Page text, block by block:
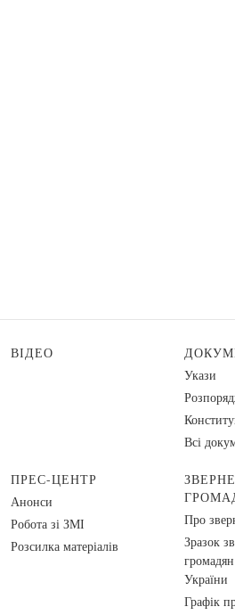
ВІДЕО
Укази
Всі
ПРЕС-ЦЕНТР
Анонси
Робота зі ЗМІ
Розсилка матеріалів
Про
Зразок
України
Графік